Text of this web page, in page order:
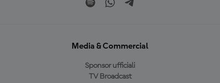
Media & Commercial
Sponsor ufficiali
TV Broadcast